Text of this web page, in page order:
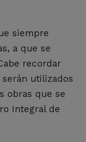
siempre
a que se
recordar
utilizados
obras que se
Integral de